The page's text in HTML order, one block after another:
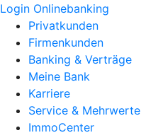
Login Onlinebanking
Privatkunden
Firmenkunden
Banking & Verträge
Meine Bank
Karriere
Service & Mehrwerte
ImmoCenter